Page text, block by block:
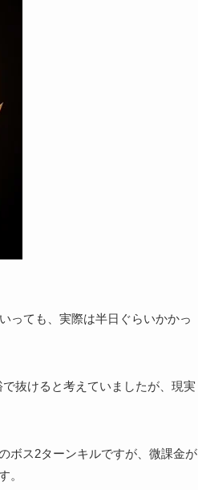
っても、実際は半日ぐらいかかっ
抜けると考えていましたが、現実
ボス2ターンキルですが、微課金が
。